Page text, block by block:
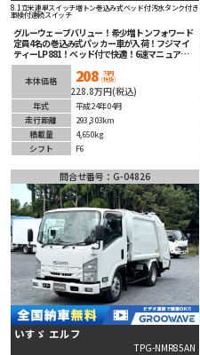
8.1立米連単スイッチ増トン巻込み式ベッド付汚水タンク付き
車検付連続スイッチ
グルーウェーブバリュー！希少増トンフォワード
定員4名の巻込み式パッカー車が入荷！フジマイ
ティーLP881！ベッド付で快適！6速マニュア
ル！ETC車載器！タイヤの山の残量も半分以上あ
りオススメの1台！
本体価格 208 万円
(税抜)
228.8万円(税込)
年式
平成24年04月
走行距離
293,303km
積載量
4,650kg
シフト
F6
問合せ番号：G-04826
いすゞ エルフ
TPG-NMR85AN